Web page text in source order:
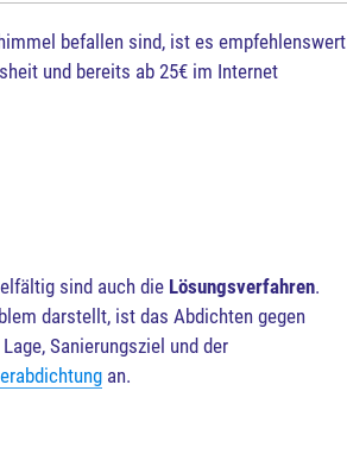
befallen sind, ist es empfehlenswert
und bereits ab 25€ im Internet
sind auch die Lösungsverfahren.
darstellt, ist das Abdichten gegen
Sanierungsziel und der
an.